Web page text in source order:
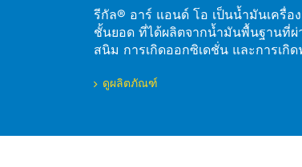
รีกัล® อาร์ แอนด์ โอ เป็นน้ำมันเครื่
ชั้นยอด ที่ได้ผลิตจากน้ำมันพื้นฐานที่ผ่
สนิม การเกิดออกซิเดชั่น และการเกิด
ดูผลิตภัณฑ์